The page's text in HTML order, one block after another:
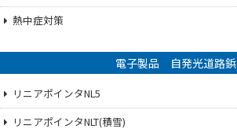
熱中症対策
電子製品 自発光道路鋲
リニアポインタNL5
リニアポインタNLT(積雪)